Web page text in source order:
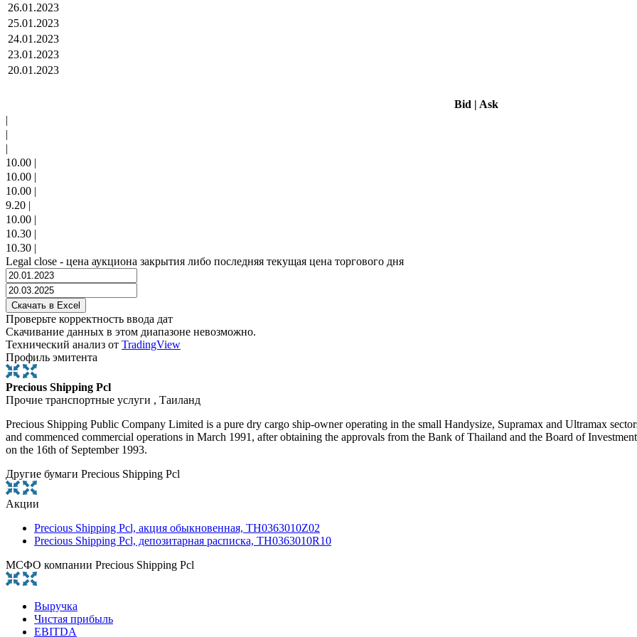
26.01.2023
25.01.2023
24.01.2023
23.01.2023
20.01.2023
Bid | Ask
|
|
|
10.00 |
10.00 |
10.00 |
9.20 |
10.00 |
10.30 |
10.30 |
Legal close - цена аукциона закрытия либо последняя текущая цена торгового дня
Проверьте корректность ввода дат
Скачивание данных в этом диапазоне невозможно.
Технический анализ от TradingView
Профиль эмитента
Precious Shipping Pcl
Прочие транспортные услуги , Таиланд
Precious Shipping Public Company Limited is a pure dry cargo ship-owner operating in the small Handysize, Supramax and Ultramax
and commenced commercial operations in March 1991, after obtaining the approvals from the Bank of Thailand and the Board of
on the 16th of September 1993.
Другие бумаги Precious Shipping Pcl
Акции
Precious Shipping Pcl, акция обыкновенная, TH0363010Z02
Precious Shipping Pcl, депозитарная расписка, TH0363010R10
МСФО компании Precious Shipping Pcl
Выручка
Чистая прибыль
EBITDA